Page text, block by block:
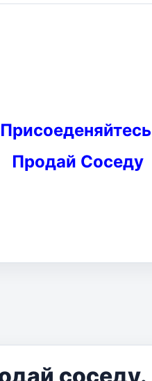
Присоеденяйтесь
Продай Соседу